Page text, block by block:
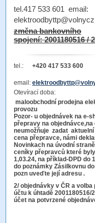
tel.417 533 601 email:
elektroodbyttp@volnycz
změna bankovního
spojení: 2001180516 /
tel.: +420 417 533 600
email:
Otevírací doba:
maloobchodní prodejna
Pozor- u objednávek na e-
přepravy na objednávce,na
neumožňuje zadat
cena přepravce, námi
Novinkach na úvodní
ceníky přepravců které
1,03.24, na příklad-DPD do
do poznámky Zásilkovnu
pozn uveďte její adresu .
2/ objednávky v ČR a
účtu k úhtadě 2001180516/
účet na potvrzené